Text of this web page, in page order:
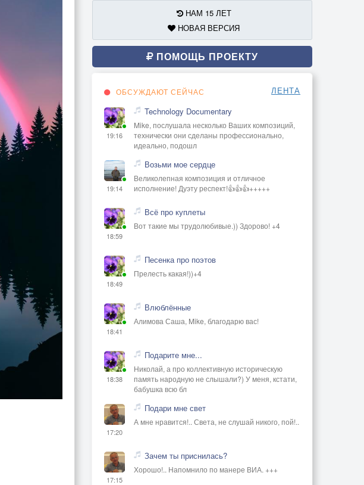
НАМ 15 ЛЕТ
НОВАЯ ВЕРСИЯ
ПОМОЩЬ ПРОЕКТУ
ОБСУЖДАЮТ СЕЙЧАС ЛЕНТА
19:16
Technology Documentary
Mike, послушала несколько Ваших композиций,
технически они сделаны профессионально,
идеально, подошл
19:14
Возьми мое сердце
Великолепная композиция и отличное
исполнение! Дуэту респект!👍👍👍+++++
18:59
Всё про куплеты
Вот такие мы трудолюбивые.)) Здорово! +4
18:49
Песенка про поэтов
Прелесть какая!))+4
18:41
Влюблённые
Алимова Саша, Mike, благодарю вас!
18:38
Подарите мне...
Николай, а про коллективную историческую
память народную не слышали?) У меня, кстати,
бабушка всю бл
17:20
Подари мне свет
А мне нравится!.. Света, не слушай никого, пой!..
17:15
Зачем ты приснилась?
Хорошо!.. Напомнило по манере ВИА. +++